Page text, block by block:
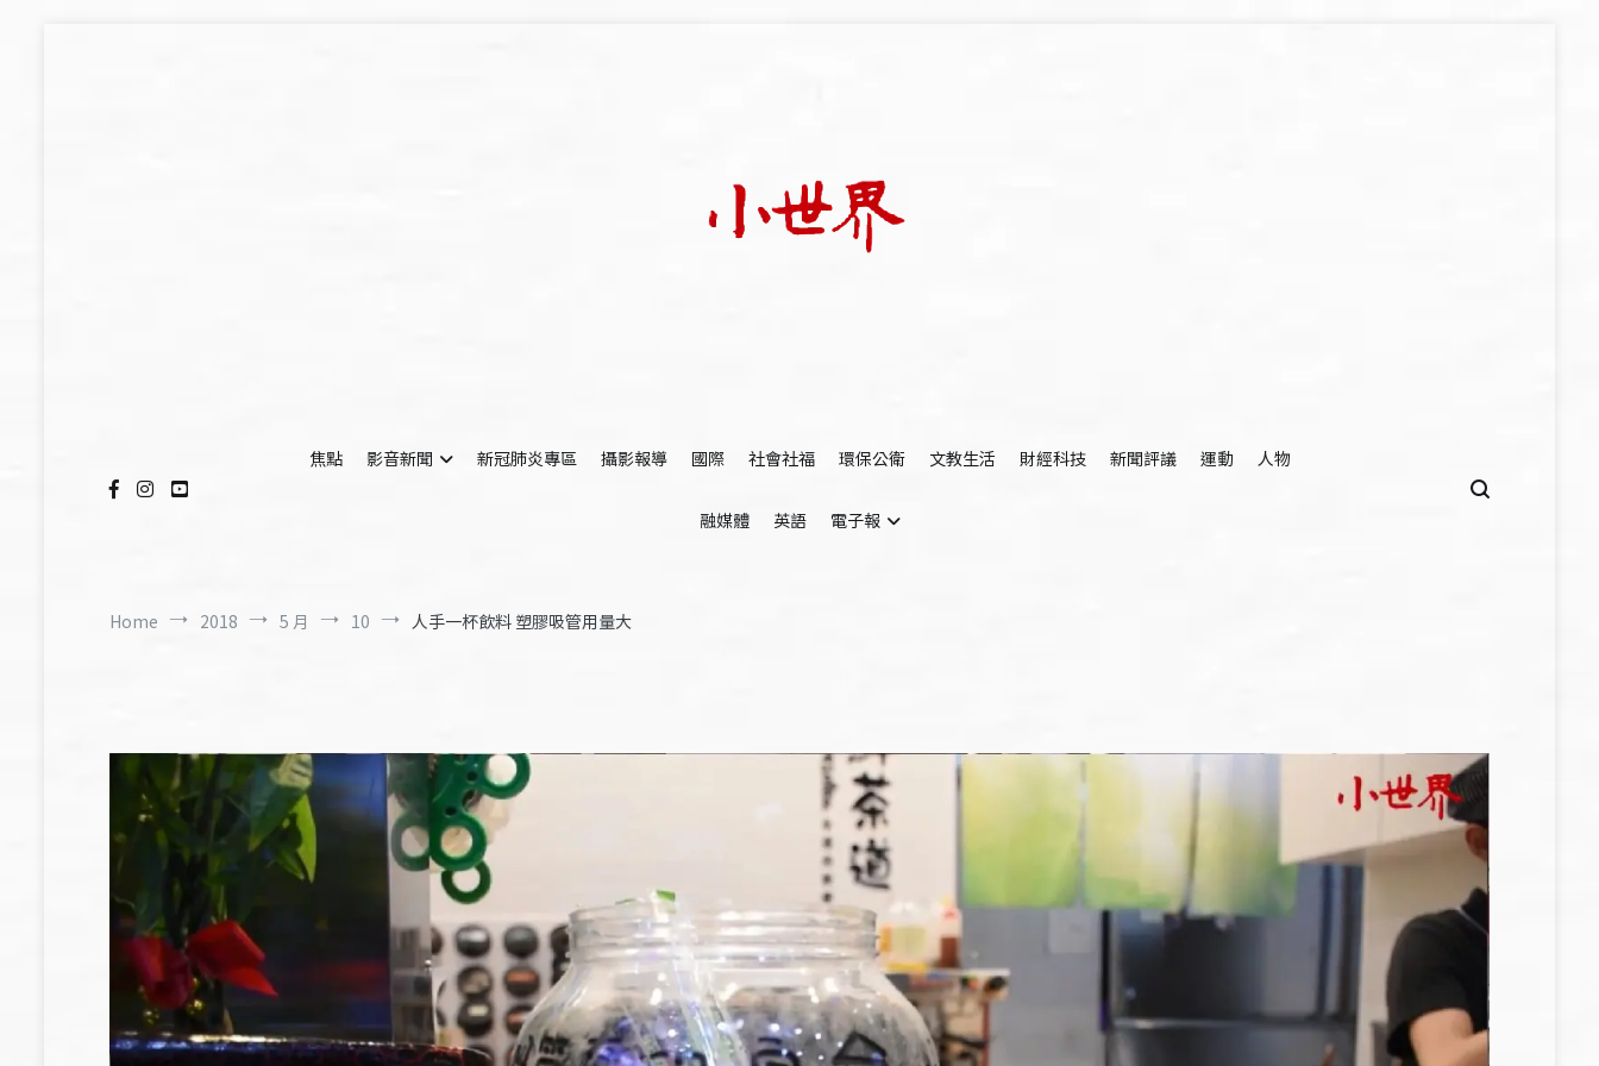
焦點
影音新聞 新冠肺炎專區 攝影報導 國際 社會社福 環保公衛 文教生活 財經科技 新聞評議 運動 人物
融媒體 英語 電子報
Home 2018 5 月 10 人手一杯飲料 塑膠吸管用量大